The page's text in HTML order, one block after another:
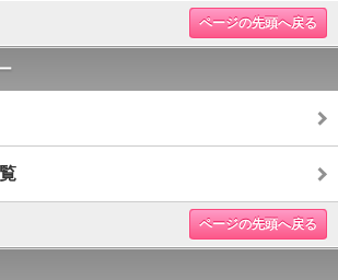
ページの先頭へ戻る
ページの先頭へ戻る